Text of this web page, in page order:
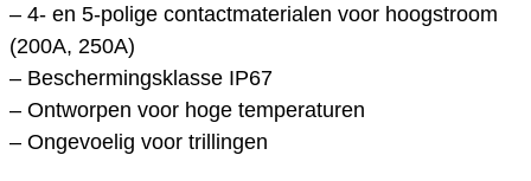
– 4- en 5-polige contactmaterialen voor hoogstroom
(200A, 250A)
– Beschermingsklasse IP67
– Ontworpen voor hoge temperaturen
– Ongevoelig voor trillingen